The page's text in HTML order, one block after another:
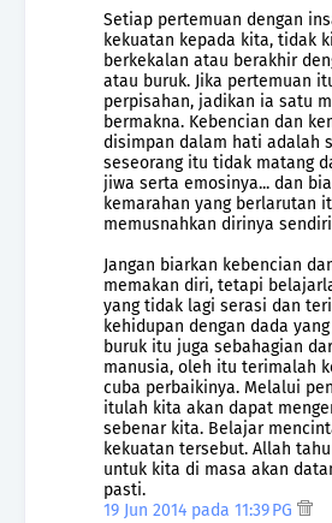
Setiap pertemuan dengan
kekuatan kepada kita, tidak
berkekalan atau berakhir
atau buruk. Jika pertemuan
perpisahan, jadikan ia satu
bermakna. Kebencian dan
disimpan dalam hati adalah
seseorang itu tidak matang
jiwa serta emosinya... dan
kemarahan yang berlarutan
memusnahkan dirinya
Jangan biarkan kebencian
memakan diri, tetapi
yang tidak lagi serasi dan
kehidupan dengan dada
buruk itu juga sebahagian
manusia, oleh itu terimalah
cuba perbaikinya. Melalui
itulah kita akan dapat
sebenar kita. Belajar
kekuatan tersebut. Allah
untuk kita di masa akan
pasti.
19 Jun 2014 pada 11:39 PG